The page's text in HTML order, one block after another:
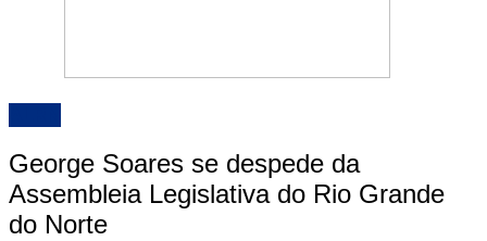
George Soares se despede da
Assembleia Legislativa do Rio Grande
do Norte